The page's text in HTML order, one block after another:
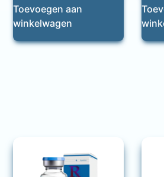
Toevoegen aan
winkelwagen